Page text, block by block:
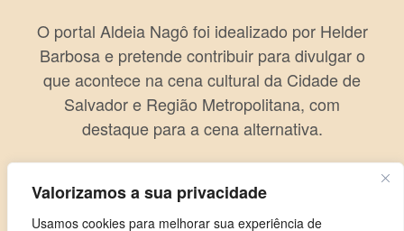
Valorizamos a sua privacidade
Usamos cookies para melhorar sua experiência de
O portal Aldeia Nagô foi idealizado por Helder
Barbosa e pretende contribuir para divulgar o
que acontece na cena cultural da Cidade de
Salvador e Região Metropolitana, com
destaque para a cena alternativa.